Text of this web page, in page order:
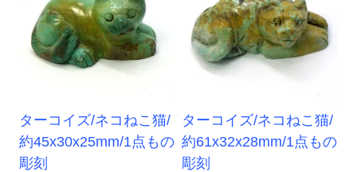
ターコイズ/ネコねこ猫/
約45x30x25mm/1点もの
彫刻
ターコイズ/ネコねこ猫/
約61x32x28mm/1点もの
彫刻